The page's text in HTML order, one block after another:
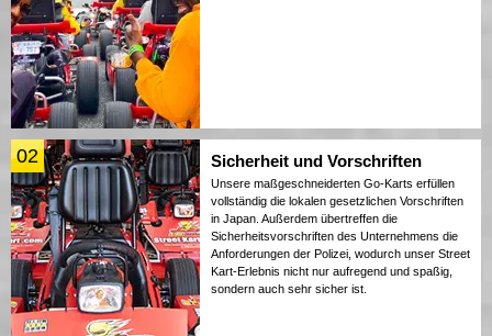
02 Sicherheit und Vorschriften
Unsere maßgeschneiderten Go-Karts erfüllen
vollständig die lokalen gesetzlichen Vorschriften
in Japan. Außerdem übertreffen die
Sicherheitsvorschriften des Unternehmens die
Anforderungen der Polizei, wodurch unser Street
Kart-Erlebnis nicht nur aufregend und spaßig,
sondern auch sehr sicher ist.